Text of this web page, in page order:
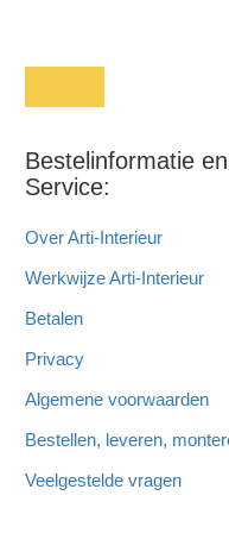
Bestelinformatie en
Service:
Over Arti-Interieur
Werkwijze Arti-Interieur
Betalen
Privacy
Algemene voorwaarden
Bestellen, leveren,
Veelgestelde vragen